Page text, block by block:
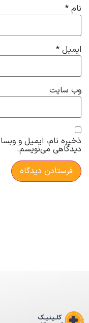
نام *
ایمیل *
وب‌ سایت
ذخیره نام، ایمیل و
دیدگاهی می‌نویسم.